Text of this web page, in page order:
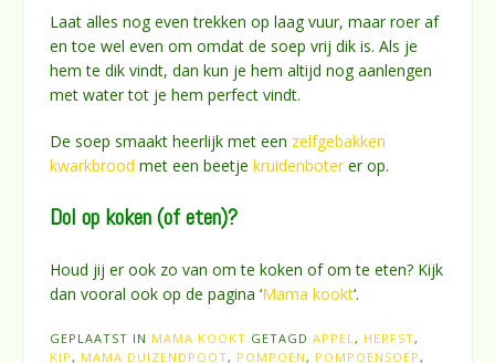
Laat alles nog even trekken op laag vuur, maar roer af
en toe wel even om omdat de soep vrij dik is. Als je
hem te dik vindt, dan kun je hem altijd nog aanlengen
met water tot je hem perfect vindt.
De soep smaakt heerlijk met een zelfgebakken
kwarkbrood met een beetje kruidenboter er op.
Dol op koken (of eten)?
Houd jij er ook zo van om te koken of om te eten? Kijk
dan vooral ook op de pagina ‘Mama kookt‘.
GEPLAATST IN MAMA KOOKT GETAGD APPEL , HERFST,
KIP , MAMA DUIZENDPOOT, POMPOEN , POMPOENSOEP ,